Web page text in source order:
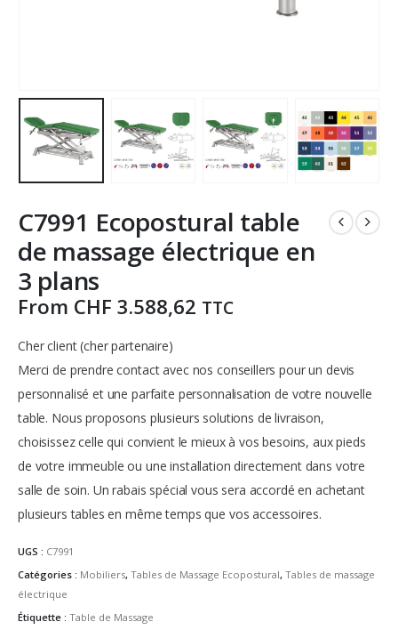
C7991 Ecopostural table
de massage électrique en
3 plans
From CHF 3.588,62 TTC
Cher client (cher partenaire)
Merci de prendre contact avec nos conseillers pour un devis
personnalisé et une parfaite personnalisation de votre nouvelle
table. Nous proposons plusieurs solutions de livraison,
choisissez celle qui convient le mieux à vos besoins, aux pieds
de votre immeuble ou une installation directement dans votre
salle de soin. Un rabais spécial vous sera accordé en achetant
plusieurs tables en même temps que vos accessoires.
UGS : C7991
Catégories : Mobiliers, Tables de Massage Ecopostural, Tables de massage
électrique
Étiquette : Table de Massage